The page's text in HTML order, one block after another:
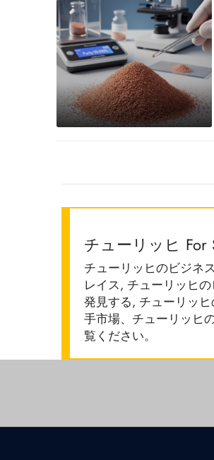
チューリッヒ For
チューリッヒのビジネ
レイス, チューリッヒ
発見する, チューリッ
手市場、チューリッヒ
覧ください。